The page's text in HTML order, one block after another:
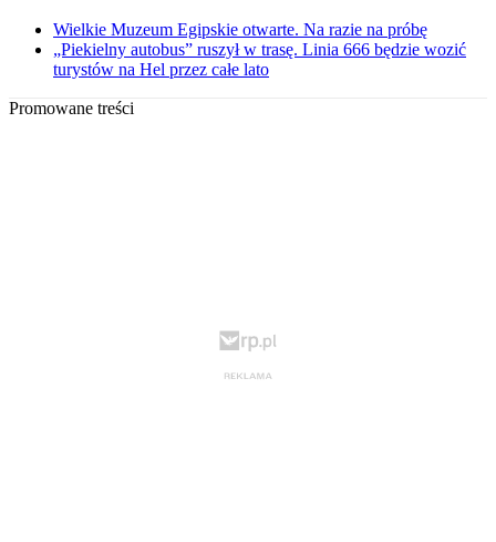
Wielkie Muzeum Egipskie otwarte. Na razie na próbę
„Piekielny autobus” ruszył w trasę. Linia 666 będzie wozić
turystów na Hel przez całe lato
Promowane treści